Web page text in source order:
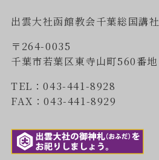
出雲大社函館教会千葉総国講社
〒264-0035
千葉市若葉区東寺山町560番地
TEL：043-441-8928
FAX：043-441-8929